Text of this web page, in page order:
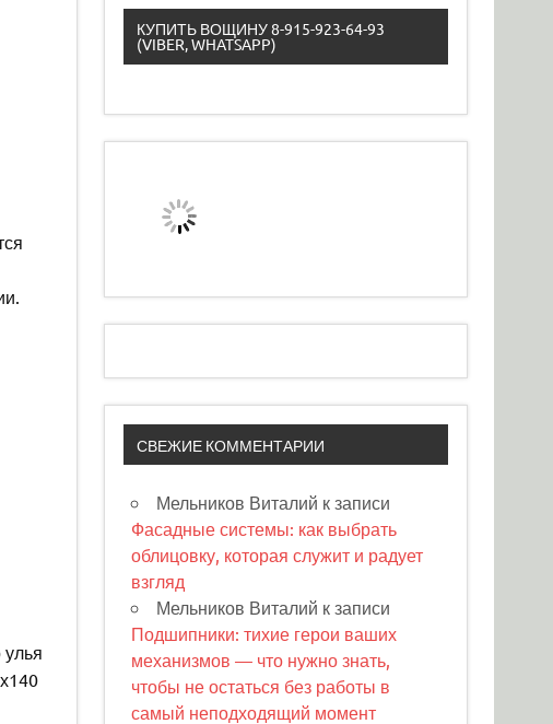
КУПИТЬ ВОЩИНУ 8-915-923-64-93
(VIBER, WHATSAPP)
СВЕЖИЕ КОММЕНТАРИИ
Мельников Виталий к записи
Фасадные системы: как выбрать
облицовку, которая служит и радует
взгляд
Мельников Виталий к записи
Подшипники: тихие герои ваших
механизмов — что нужно знать,
чтобы не остаться без работы в
самый неподходящий момент